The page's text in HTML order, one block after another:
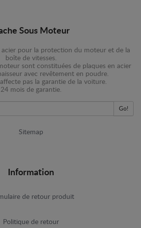
Sous Moteur
acier pour la protection du moteur et de la
boîte de vitesses.
sont constituées de plaques en acier
avec revêtement en poudre.
pas la garantie de la voiture.
24 mois de garantie.
Go!
Sitemap
Information
de retour produit
Politique de retour